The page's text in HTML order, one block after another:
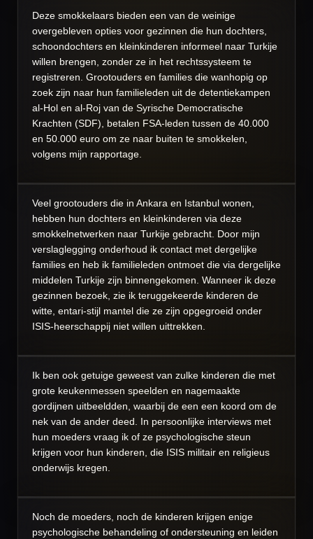
Deze smokkelaars bieden een van de weinige
overgebleven opties voor gezinnen die hun dochters,
schoondochters en kleinkinderen informeel naar Turkije
willen brengen, zonder ze in het rechtssysteem te
registreren. Grootouders en families die wanhopig op
zoek zijn naar hun familieleden uit de detentiekampen
al-Hol en al-Roj van de Syrische Democratische
Krachten (SDF), betalen FSA-leden tussen de 40.000
en 50.000 euro om ze naar buiten te smokkelen,
volgens mijn rapportage.
Veel grootouders die in Ankara en Istanbul wonen,
hebben hun dochters en kleinkinderen via deze
smokkelnetwerken naar Turkije gebracht. Door mijn
verslaglegging onderhoud ik contact met dergelijke
families en heb ik familieleden ontmoet die via dergelijke
middelen Turkije zijn binnengekomen. Wanneer ik deze
gezinnen bezoek, zie ik teruggekeerde kinderen de
witte, entari-stijl mantel die ze zijn opgegroeid onder
ISIS-heerschappij niet willen uittrekken.
Ik ben ook getuige geweest van zulke kinderen die met
grote keukenmessen speelden en nagemaakte
gordijnen uitbeeldden, waarbij de een een koord om de
nek van de ander deed. In persoonlijke interviews met
hun moeders vraag ik of ze psychologische steun
krijgen voor hun kinderen, die ISIS militair en religieus
onderwijs kregen.
Noch de moeders, noch de kinderen krijgen enige
psychologische behandeling of ondersteuning en leiden